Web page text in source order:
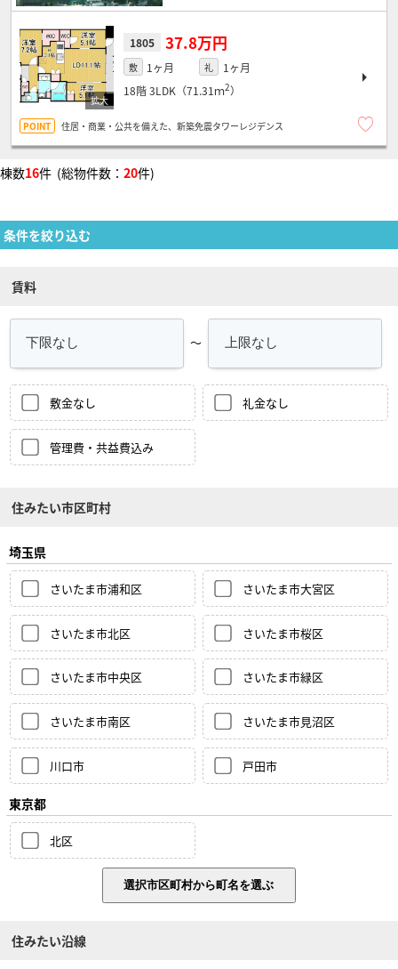
1805 37.8万円
敷 1ヶ月 礼
1ヶ月
18階3LDK（71.31ｍ2）
住居・商業・公共を備えた、新築免震タワーレジデンス
棟数16件 (総物件数： 20件)
条件を絞り込む
賃料
～
敷金なし 礼金なし
管理費・共益費込み
住みたい市区町村
埼玉県
さいたま市浦和区 さいたま市大宮区
さいたま市北区 さいたま市桜区
さいたま市中央区 さいたま市緑区
さいたま市南区 さいたま市見沼区
川口市 戸田市
東京都
北区
住みたい沿線